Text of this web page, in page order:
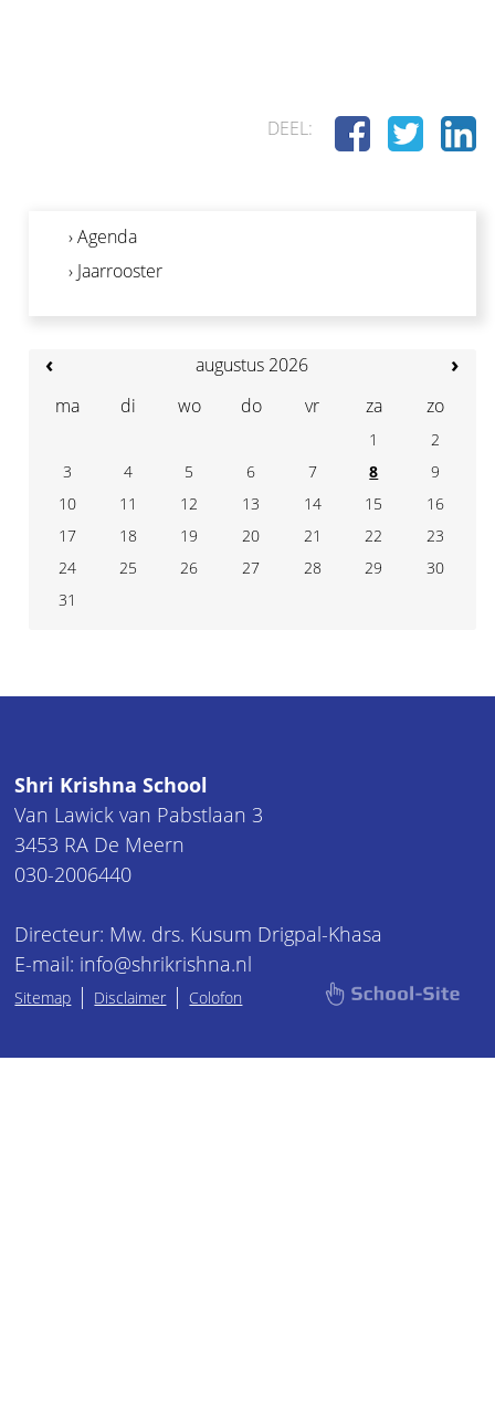
DEEL:
› Agenda
› Jaarrooster
‹ ›
augustus 2026
ma
di wo do vr za zo
1
2
3
4 5 6 7 8
9
10
11 12 13 14 15
16
17
18 19 20 21 22
23
24
25 26 27 28 29
30
31
Shri Krishna School
Van Lawick van Pabstlaan 3
3453 RA De Meern
030-2006440
Directeur: Mw. drs. Kusum Drigpal-Khasa
E-mail: info@shrikrishna.nl
Sitemap | Disclaimer | Colofon